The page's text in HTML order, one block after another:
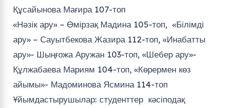
Құсайынова Мағира 107-топ
«Нәзік ару» – Өмірзақ Мадина 105-топ, «Білімді
ару» – Сауытбекова Жазира 112-топ, «Инабатты
ару»- Шыңғожа Аружан 103-топ, «Шебер ару»-
Құлжабаева Мариям 104-топ, «Көрермен көз
айымы»- Мадоминова Ясмина 114-топ
Ұйымдастырушылар: студенттер кәсіподақ